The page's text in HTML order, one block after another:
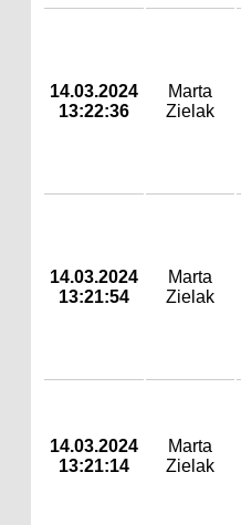
14.03.2024
13:22:36
Marta
Zielak
14.03.2024
13:21:54
Marta
Zielak
14.03.2024
13:21:14
Marta
Zielak